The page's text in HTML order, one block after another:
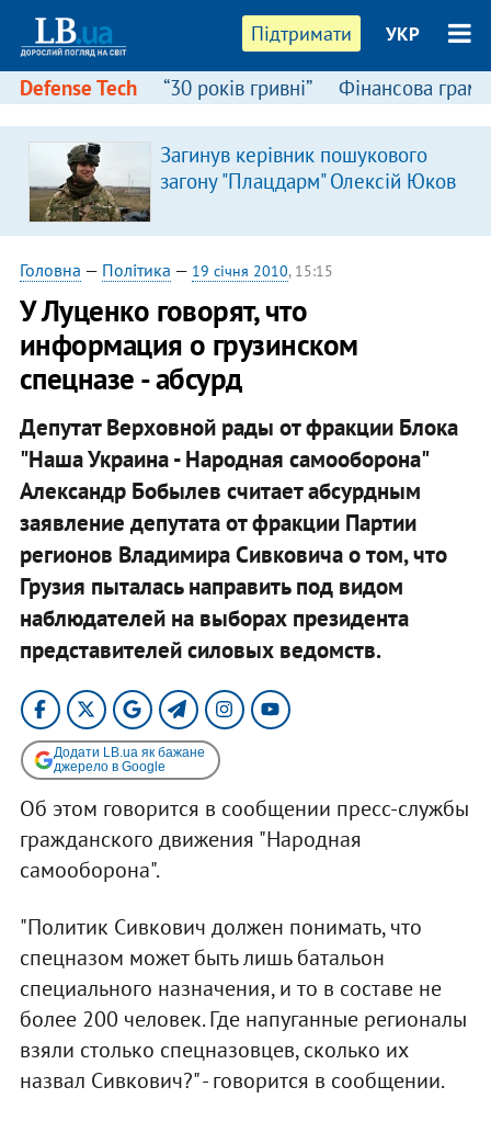
Підтримати УКР
Defense Tech “30 років гривні” Фінансова
Загинув керівник пошукового
загону "Плацдарм" Олексій Юков
Головна — Політика — 19 січня 2010, 15:15
У Луценко говорят, что
информация о грузинском
спецназе - абсурд
Депутат Верховной рады от фракции Блока
"Наша Украина - Народная самооборона"
Александр Бобылев считает абсурдным
заявление депутата от фракции Партии
регионов Владимира Сивковича о том, что
Грузия пыталась направить под видом
наблюдателей на выборах президента
представителей силовых ведомств.
Додати LB.ua як бажане
джерело в Google
Об этом говорится в сообщении пресс-службы
гражданского движения "Народная
самооборона".
"Политик Сивкович должен понимать, что
спецназом может быть лишь батальон
специального назначения, и то в составе не
более 200 человек. Где напуганные регионалы
взяли столько спецназовцев, сколько их
назвал Сивкович?" - говорится в сообщении.